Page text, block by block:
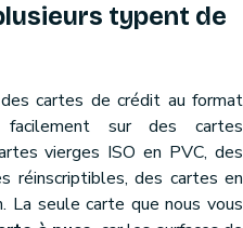
typent de
cartes de crédit au format
facilement sur des cartes
vierges ISO en PVC, des
réinscriptibles, des cartes en
La seule carte que nous vous